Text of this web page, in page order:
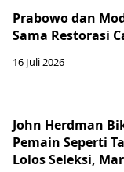
Prabowo dan
Sama Restorasi
16 Juli 2026
John Herdman
Pemain Seperti
Lolos Seleksi,